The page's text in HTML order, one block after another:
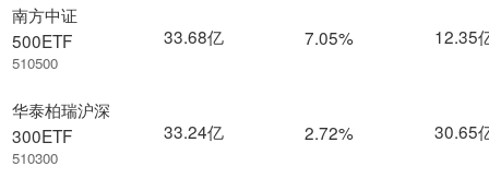
南方中证
500ETF
510500
华泰柏瑞沪深
300ETF
510300
33.68亿 7.05% 12.35
33.24亿 2.72% 30.65